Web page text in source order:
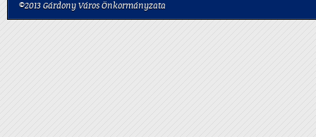
©2013 Gárdony Város Önkormányzata